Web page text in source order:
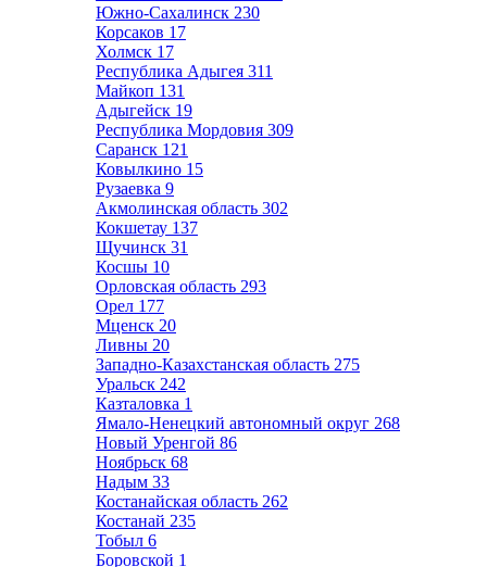
Южно-Сахалинск 230
Корсаков 17
Холмск 17
Республика Адыгея 311
Майкоп 131
Адыгейск 19
Республика Мордовия 309
Саранск 121
Ковылкино 15
Рузаевка 9
Акмолинская область 302
Кокшетау 137
Щучинск 31
Косшы 10
Орловская область 293
Орел 177
Мценск 20
Ливны 20
Западно-Казахстанская область 275
Уральск 242
Казталовка 1
Ямало-Ненецкий автономный округ 268
Новый Уренгой 86
Ноябрьск 68
Надым 33
Костанайская область 262
Костанай 235
Тобыл 6
Боровской 1